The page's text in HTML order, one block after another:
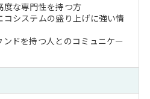
度な専門性を持つ方
コシステムの盛り上げに強い情
ンドを持つ人とのコミュニケー